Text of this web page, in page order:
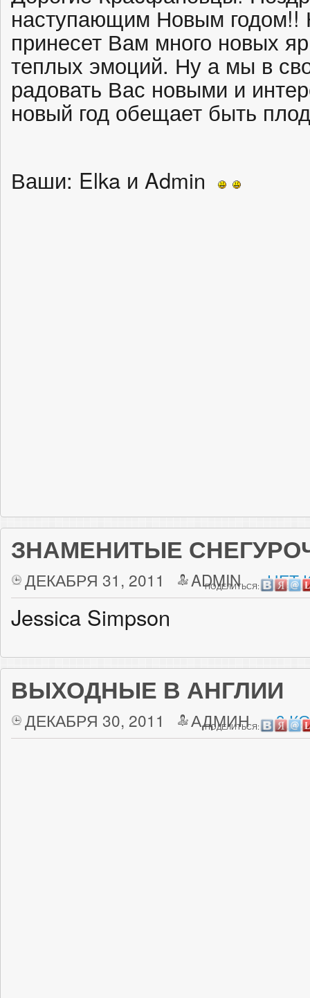
наступающим Новым годом!!
принесет Вам много новых
теплых эмоций. Ну а мы в
радовать Вас новыми и
новый год обещает быть
Ваши: Elka и Admin
ЗНАМЕНИТЫЕ
ДЕКАБРЯ 31, 2011 ADMIN НЕТ
ПОДЕЛИТЬСЯ:
Jessica Simpson
ВЫХОДНЫЕ В АНГЛИИ
ДЕКАБРЯ 30, 2011 АДМИН 3
ПОДЕЛИТЬСЯ: